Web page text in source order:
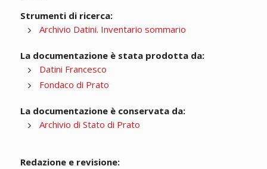
Strumenti di ricerca:
Archivio Datini. Inventario sommario
La documentazione è stata prodotta da:
Datini Francesco
Fondaco di Prato
La documentazione è conservata da:
Archivio di Stato di Prato
Redazione e revisione: